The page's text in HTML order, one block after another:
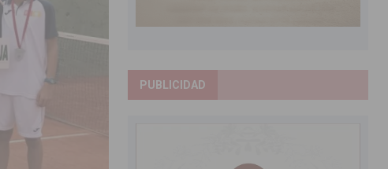
PUBLICIDAD